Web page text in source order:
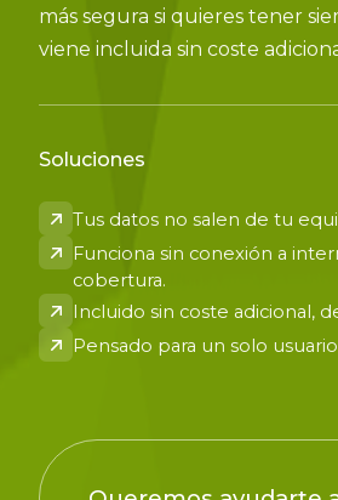
más segura si quieres tener
viene incluida sin coste
Soluciones
Tus datos no salen de tu
Funciona sin conexión a
cobertura.
Incluido sin coste adicional,
Pensado para un solo